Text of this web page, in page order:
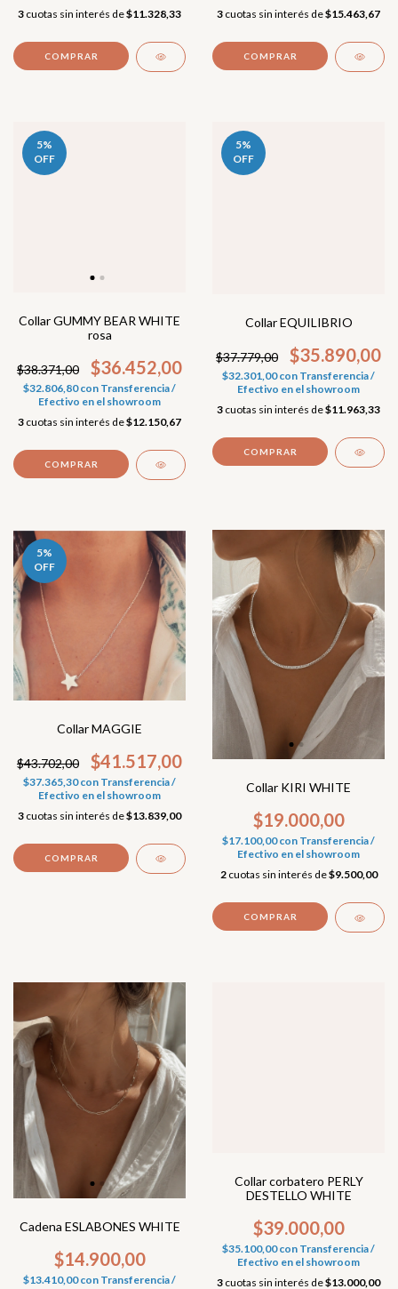
3 cuotas sin interés de$11.328,33
3 cuotas sin interés de$15.463,67
5%
OFF
Collar GUMMY BEAR WHITE
rosa
$38.371,00 $36.452,00
$32.806,80con Transferencia /
Efectivo en el showroom
3 cuotas sin interés de$12.150,67
5%
OFF
Collar EQUILIBRIO
$37.779,00 $35.890,00
$32.301,00con Transferencia /
Efectivo en el showroom
3 cuotas sin interés de$11.963,33
5%
OFF
Collar MAGGIE
$43.702,00 $41.517,00
$37.365,30con Transferencia /
Efectivo en el showroom
3 cuotas sin interés de$13.839,00
Collar KIRI WHITE
$19.000,00
$17.100,00con Transferencia /
Efectivo en el showroom
2 cuotas sin interés de$9.500,00
Cadena ESLABONES WHITE
$14.900,00
$13.410,00con Transferencia /
Collar corbatero PERLY
DESTELLO WHITE
$39.000,00
$35.100,00con Transferencia /
Efectivo en el showroom
3 cuotas sin interés de$13.000,00